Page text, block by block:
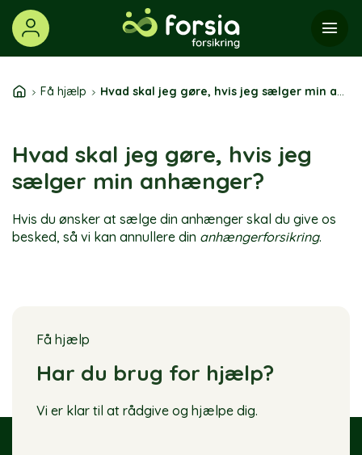
Skip
content
Få hjælp Hvad skal jeg gøre, hvis jeg sælger min anhænger?
Hvad skal jeg gøre, hvis jeg
sælger min anhænger?
Hvis du ønsker at sælge din anhænger skal du give os
besked, så vi kan annullere din anhængerforsikring.
Få hjælp
Har du brug for hjælp?
Vi er klar til at rådgive og hjælpe dig.